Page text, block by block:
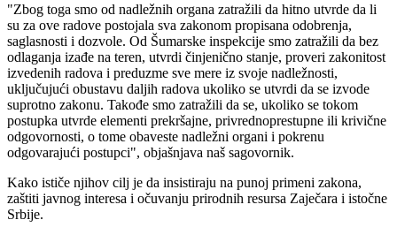
"Zbog toga smo od nadležnih organa zatražili da hitno utvrde da li
su za ove radove postojala sva zakonom propisana odobrenja,
saglasnosti i dozvole. Od Šumarske inspekcije smo zatražili da bez
odlaganja izađe na teren, utvrdi činjenično stanje, proveri zakonitost
izvedenih radova i preduzme sve mere iz svoje nadležnosti,
uključujući obustavu daljih radova ukoliko se utvrdi da se izvode
suprotno zakonu. Takođe smo zatražili da se, ukoliko se tokom
postupka utvrde elementi prekršajne, privrednoprestupne ili krivične
odgovornosti, o tome obaveste nadležni organi i pokrenu
odgovarajući postupci", objašnjava naš sagovornik.
Kako ističe njihov cilj je da insistiraju na punoj primeni zakona,
zaštiti javnog interesa i očuvanju prirodnih resursa Zaječara i istočne
Srbije.